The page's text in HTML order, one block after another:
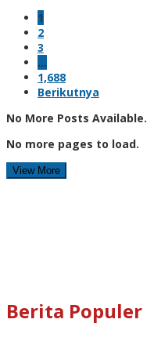
1
2
3
…
1,688
Berikutnya
No More Posts Available.
No more pages to load.
View More
Berita Populer